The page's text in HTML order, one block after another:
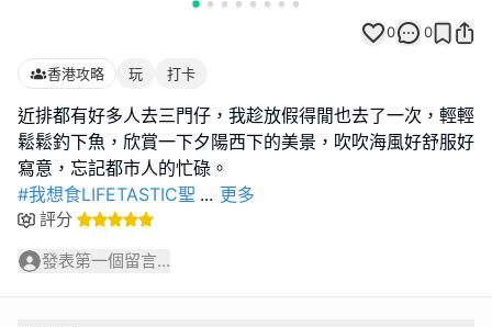
0 0
香港攻略 玩 打卡
近排都有好多人去三門仔，我趁放假得閒也去了一次，輕輕
鬆鬆釣下魚，欣賞一下夕陽西下的美景，吹吹海風好舒服好
#我想食LIFETASTIC聖 ... 更多
評分
發表第一個留言...